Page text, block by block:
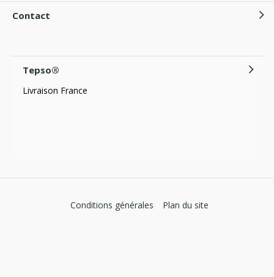
Contact
Tepso®
Livraison France
Conditions générales Plan du site